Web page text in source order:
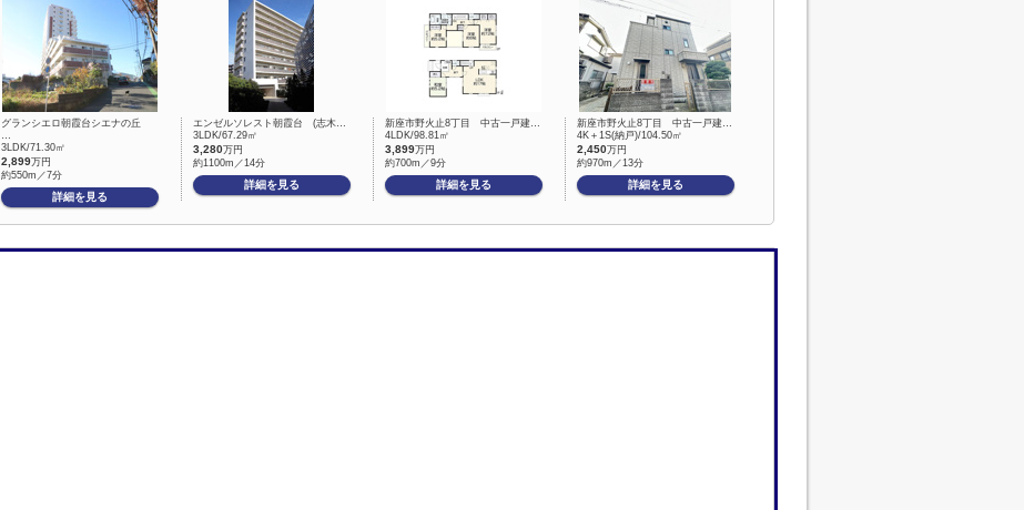
グランシエロ朝霞台シエナの丘
…
3LDK/71.30㎡
2,899万円
約550m／7分
詳細を見る
エンゼルソレスト朝霞台 (志木…
3LDK/67.29㎡
3,280万円
約1100m／14分
詳細を見る
新座市野火止8丁目 中古一戸建…
4LDK/98.81㎡
3,899万円
約700m／9分
詳細を見る
新座市野火止8丁目 中古一戸建…
4K＋1S(納戸)/104.50㎡
2,450万円
約970m／13分
詳細を見る